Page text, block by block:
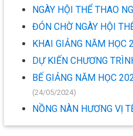
NGÀY HỘI THỂ THAO
ĐÓN CHỜ NGÀY HỘI
KHAI GIẢNG NĂM HỌC
DỰ KIẾN CHƯƠNG
BẾ GIẢNG NĂM HỌC
(24/05/2024)
NỒNG NÀN HƯƠNG VỊ